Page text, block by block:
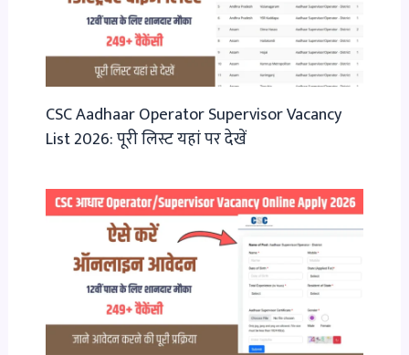
CSC Aadhaar Operator Supervisor Vacancy
List 2026: पूरी लिस्ट यहां पर देखें